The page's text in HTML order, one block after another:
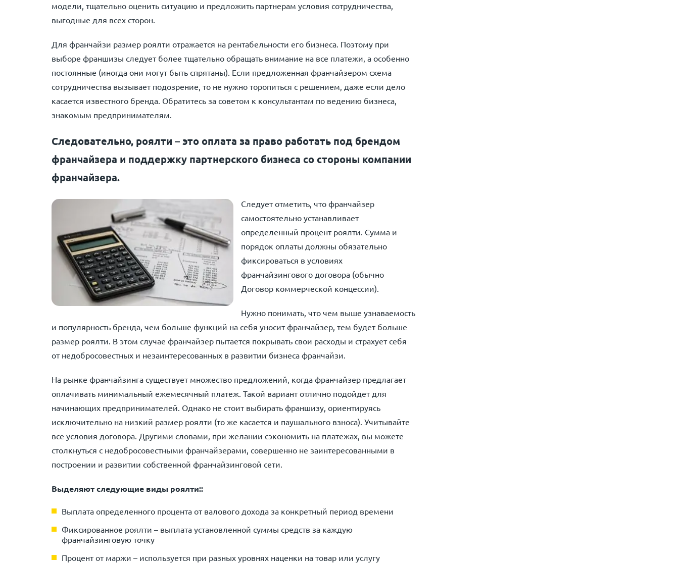
модели, тщательно оценить ситуацию и предложить партнерам условия сотрудничества,
выгодные для всех сторон.
Для франчайзи размер роялти отражается на рентабельности его бизнеса. Поэтому при
выборе франшизы следует более тщательно обращать внимание на все платежи, а особенно
постоянные (иногда они могут быть спрятаны). Если предложенная франчайзером схема
сотрудничества вызывает подозрение, то не нужно торопиться с решением, даже если дело
касается известного бренда. Обратитесь за советом к консультантам по ведению бизнеса,
знакомым предпринимателям.
Следовательно, роялти – это оплата за право работать под брендом
франчайзера и поддержку партнерского бизнеса со стороны компании
франчайзера.
Следует отметить, что франчайзер
самостоятельно устанавливает
определенный процент роялти. Сумма и
порядок оплаты должны обязательно
фиксироваться в условиях
франчайзингового договора (обычно
Договор коммерческой концессии).
Нужно понимать, что чем выше узнаваемость
и популярность бренда, чем больше функций на себя уносит франчайзер, тем будет больше
размер роялти. В этом случае франчайзер пытается покрывать свои расходы и страхует себя
от недобросовестных и незаинтересованных в развитии бизнеса франчайзи.
На рынке франчайзинга существует множество предложений, когда франчайзер предлагает
оплачивать минимальный ежемесячный платеж. Такой вариант отлично подойдет для
начинающих предпринимателей. Однако не стоит выбирать франшизу, ориентируясь
исключительно на низкий размер роялти (то же касается и паушального взноса). Учитывайте
все условия договора. Другими словами, при желании сэкономить на платежах, вы можете
столкнуться с недобросовестными франчайзерами, совершенно не заинтересованными в
построении и развитии собственной франчайзинговой сети.
Выделяют следующие виды роялти::
Выплата определенного процента от валового дохода за конкретный период времени
Фиксированное роялти – выплата установленной суммы средств за каждую
франчайзинговую точку
Процент от маржи – используется при разных уровнях наценки на товар или услугу